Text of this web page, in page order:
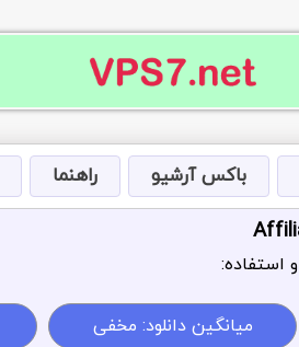
باکس آرشیو راهنما
استفاده:
میانگین دانلود: مخفی